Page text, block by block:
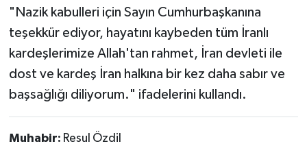
"Nazik kabulleri için Sayın Cumhurbaşkanına
teşekkür ediyor, hayatını kaybeden tüm İranlı
kardeşlerimize Allah'tan rahmet, İran devleti ile
dost ve kardeş İran halkına bir kez daha sabır ve
başsağlığı diliyorum." ifadelerini kullandı.
Muhabir: Resul Özdil